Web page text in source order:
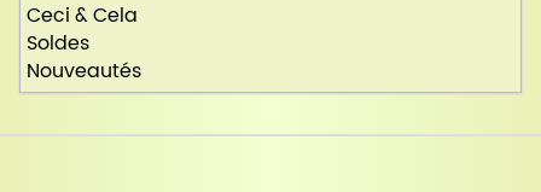
Ceci & Cela
Soldes
Nouveautés